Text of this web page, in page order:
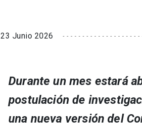
23 Junio 2026
Durante un mes estará
postulación de
una nueva versión del